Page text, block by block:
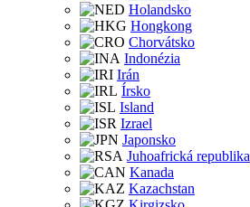
Holandsko
Hongkong
Chorvátsko
Indonézia
Irán
Írsko
Island
Izrael
Japonsko
Juhoafrická republika
Kanada
Kazachstan